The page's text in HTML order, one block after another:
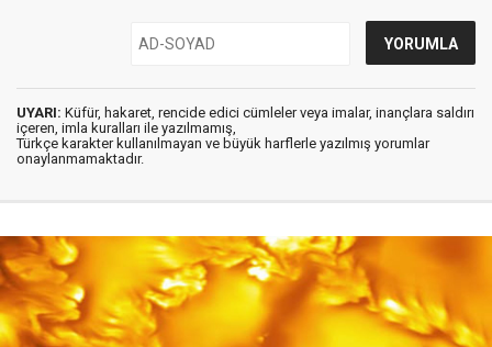
UYARI: Küfür, hakaret, rencide edici cümleler veya imalar, inançlara saldırı
içeren, imla kuralları ile yazılmamış,
Türkçe karakter kullanılmayan ve büyük harflerle yazılmış yorumlar
onaylanmamaktadır.